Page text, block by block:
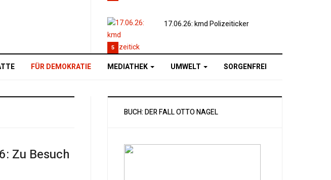
5
17.06.26: kmd Polizeiticker
FÜR DEMOKRATIE MEDIATHEK UMWELT SORGENFREI
Zu Besuch
BUCH: DER FALL OTTO NAGEL